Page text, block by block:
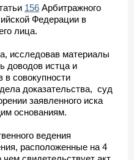
156 Арбитражного
Федерации в
лица.
исследовав материалы
доводов истца и
в совокупности
доказательства, суд
заявленного иска
основаниям.
ведения
расположенные на 4